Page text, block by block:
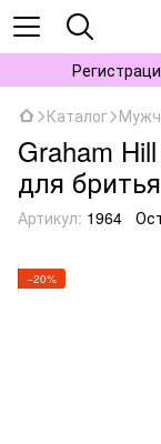
Каталог
Graham
для бритья
Артикул: 1964
−20%